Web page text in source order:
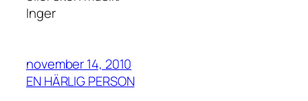
Inger
november 14, 2010
EN HÄRLIG PERSON